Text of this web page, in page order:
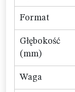
Format
Głębokość
(mm)
Waga